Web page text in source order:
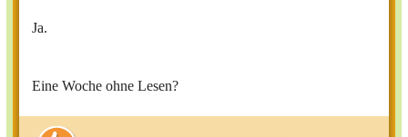
Ja.
Eine Woche ohne Lesen?